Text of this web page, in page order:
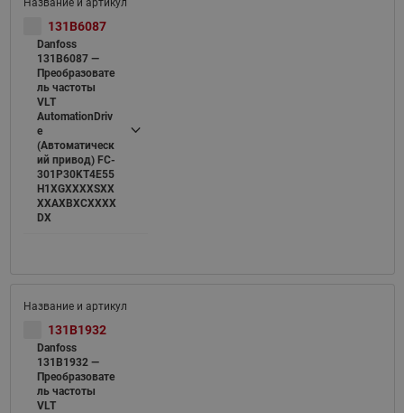
131B6087
Danfoss
131B6087 —
Преобразовате
ль частоты
VLT
AutomationDriv
e
(Автоматическ
ий привод) FC-
301P30KT4E55
H1XGXXXXSXX
XXAXBXCXXXX
DX
131B1932
Danfoss
131B1932 —
Преобразовате
ль частоты
VLT